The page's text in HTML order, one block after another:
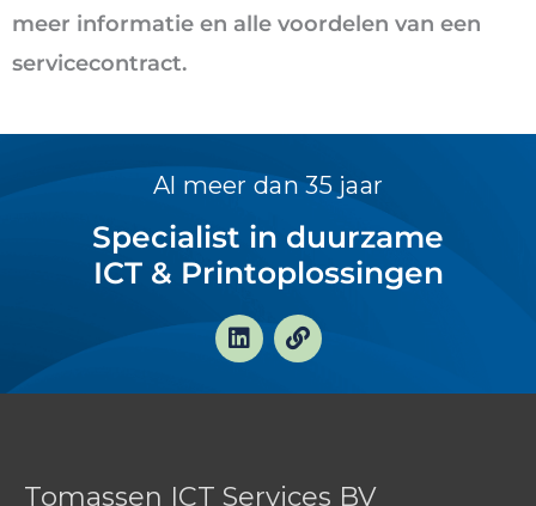
meer informatie en alle voordelen van een
servicecontract.
Al meer dan 35 jaar
Specialist in duurzame
ICT & Printoplossingen
L
i
k
n
L
i
k
Tomassen ICT Services BV